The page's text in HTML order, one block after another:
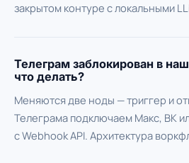
закрытом контуре с локальными
Телеграм заблокирован в
что делать?
Меняются две ноды — триггер и
Телеграма подключаем Макс, ВК
с Webhook API. Архитектура